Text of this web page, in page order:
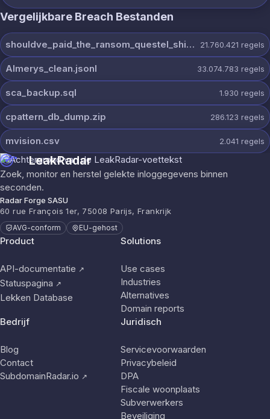
Vergelijkbare Breach Bestanden
shouldve_paid_the_ransom_questel_shinyhunters.7z 21.760.421 regels
Almerys_clean.jsonl 33.074.783 regels
sca_backup.sql 1.930 regels
cpattern_db_dump.zip 286.123 regels
mvision.csv 2.041 regels
LeakRadar
Zoek, monitor en herstel gelekte inloggegevens binnen
seconden.
Radar Forge SASU
60 rue François 1er, 75008 Parijs, Frankrijk
AVG-conform EU-gehost
Product
API-documentatie ↗
Statuspagina ↗
Lekken Database
Solutions
Use cases
Industries
Alternatives
Domain reports
Bedrijf
Blog
Contact
SubdomainRadar.io ↗
Juridisch
Servicevoorwaarden
Privacybeleid
DPA
Fiscale woonplaats
Subverwerkers
Beveiliging